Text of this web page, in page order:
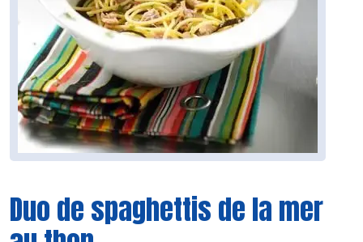
Duo de spaghettis de la mer